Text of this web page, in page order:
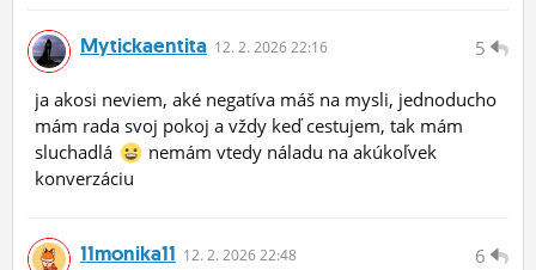
5
Mytickaentita 12. 2. 2026 22:16
ja akosi neviem, aké negatíva máš na mysli, jednoducho
mám rada svoj pokoj a vždy keď cestujem, tak mám
sluchadlá
nemám vtedy náladu na akúkoľvek
konverzáciu
6
11monika11 12. 2. 2026 22:48